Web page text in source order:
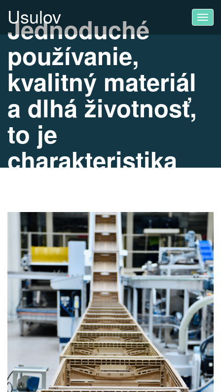
Usulov
Jednoduché
používanie,
kvalitný materiál
a dlhá životnosť,
to je
charakteristika